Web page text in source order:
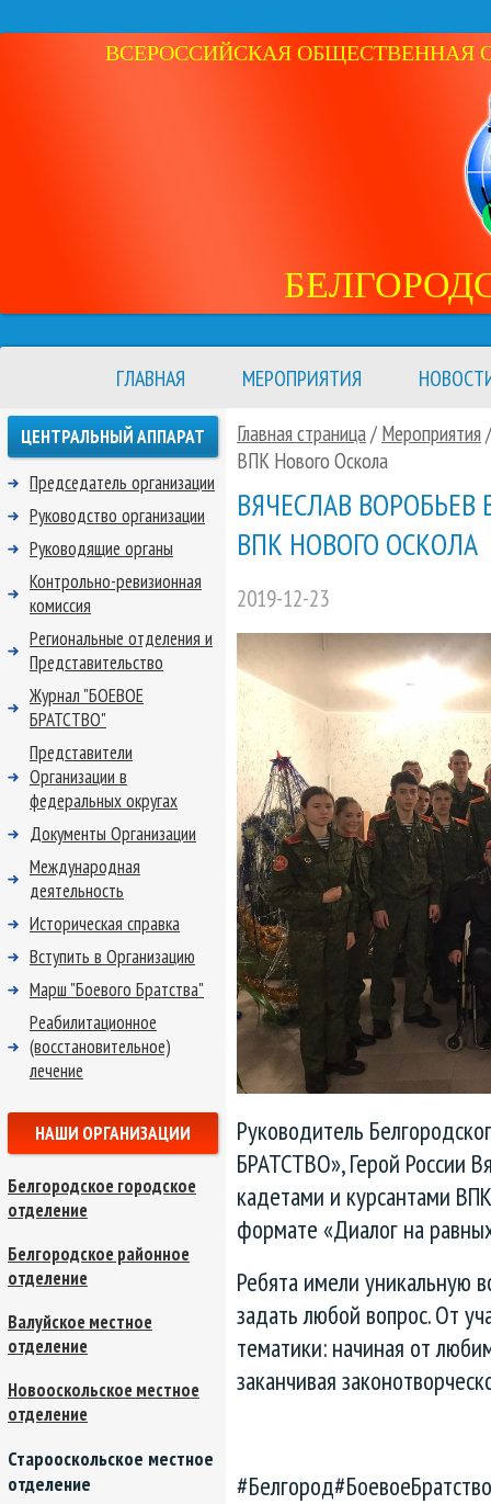
ВСЕРОССИЙСКАЯ ОБЩЕСТВЕННАЯ
ГЛАВНАЯ МЕРОПРИЯТИЯ
Главная страница/ Мероприятия
ВПК Нового Оскола
ВЯЧЕСЛАВ ВОРОБЬЕВ
ВПК НОВОГО ОСКОЛА
2019-12-23
Руководитель
БРАТСТВО», Герой России
кадетами и курсантами
формате «Диалог на
Ребята имели уникальную
задать любой вопрос. От
тематики: начиная от
заканчивая
ЦЕНТРАЛЬНЫЙ АППАРАТ
Председатель организации
Руководство организации
Руководящие органы
Контрольно-ревизионная
комиссия
Региональные отделения и
Представительство
Журнал "БОЕВОЕ
БРАТСТВО"
Представители
Организации в
федеральных округах
Документы Организации
Международная
деятельность
Историческая справка
Вступить в Организацию
Марш "Боевого Братства"
Реабилитационное
(восстановительное)
лечение
НАШИ ОРГАНИЗАЦИИ
Белгородское городское
отделение
Белгородское районное
отделение
Валуйское местное
отделение
Новооскольское местное
отделение
Старооскольское местное
отделение